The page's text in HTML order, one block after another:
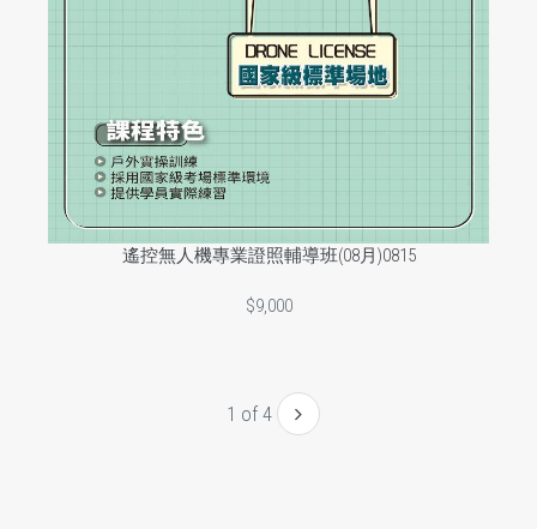
遙控無人機專業證照輔導班(08月)0815
$9,000
1 of 4